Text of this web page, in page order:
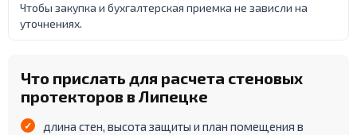
Чтобы закупка и бухгалтерская приемка не зависли на
уточнениях.
Что прислать для расчета стеновых
протекторов в Липецке
длина стен, высота защиты и план помещения в